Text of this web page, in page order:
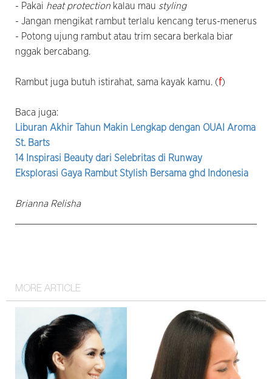
- Pakai heat protection kalau mau styling
- Jangan mengikat rambut terlalu kencang terus-menerus
- Potong ujung rambut atau trim secara berkala biar
nggak bercabang.
Rambut juga butuh istirahat, sama kayak kamu. (f)
Baca juga:
Liburan Akhir Tahun Makin Lengkap dengan OUAI Aroma
St. Barts
14 Inspirasi Beauty dari Selebritas di Runway
Eksplorasi Gaya Rambut Stylish Bersama ghd Indonesia
Brianna Relisha
MORE ARTICLE